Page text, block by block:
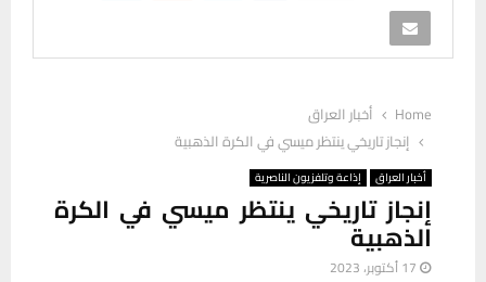
Home
أخبار العراق
إنجاز تاريخي ينتظر ميسي في الكرة الذهبية
أخبار العراق إذاعة وتلفزيون الناصرية
إنجاز تاريخي ينتظر ميسي في الكرة
الذهبية
17 أكتوبر، 2023